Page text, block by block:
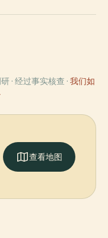
· 经过事实核查 · 我们如
查看地图